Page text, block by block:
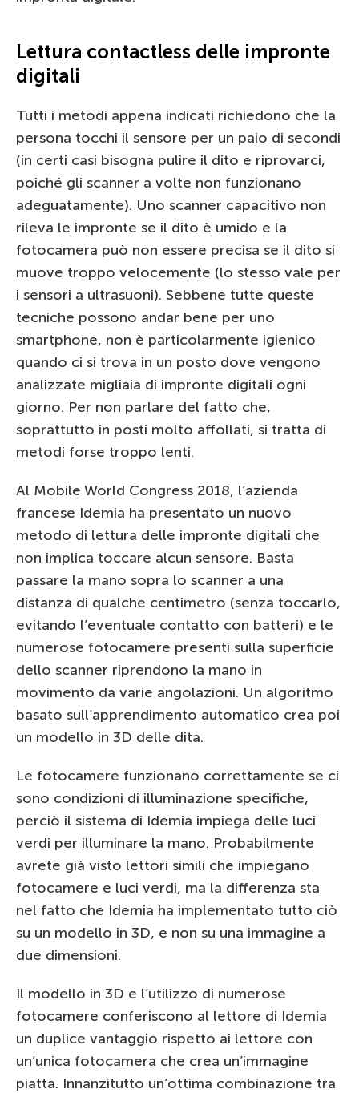
Lettura contactless delle impronte
digitali
Tutti i metodi appena indicati richiedono che la
persona tocchi il sensore per un paio di secondi
(in certi casi bisogna pulire il dito e riprovarci,
poiché gli scanner a volte non funzionano
adeguatamente). Uno scanner capacitivo non
rileva le impronte se il dito è umido e la
fotocamera può non essere precisa se il dito si
muove troppo velocemente (lo stesso vale per
i sensori a ultrasuoni). Sebbene tutte queste
tecniche possono andar bene per uno
smartphone, non è particolarmente igienico
quando ci si trova in un posto dove vengono
analizzate migliaia di impronte digitali ogni
giorno. Per non parlare del fatto che,
soprattutto in posti molto affollati, si tratta di
metodi forse troppo lenti.
Al Mobile World Congress 2018, l’azienda
francese Idemia ha presentato un nuovo
metodo di lettura delle impronte digitali che
non implica toccare alcun sensore. Basta
passare la mano sopra lo scanner a una
distanza di qualche centimetro (senza toccarlo,
evitando l’eventuale contatto con batteri) e le
numerose fotocamere presenti sulla superficie
dello scanner riprendono la mano in
movimento da varie angolazioni. Un algoritmo
basato sull’apprendimento automatico crea poi
un modello in 3D delle dita.
Le fotocamere funzionano correttamente se ci
sono condizioni di illuminazione specifiche,
perciò il sistema di Idemia impiega delle luci
verdi per illuminare la mano. Probabilmente
avrete già visto lettori simili che impiegano
fotocamere e luci verdi, ma la differenza sta
nel fatto che Idemia ha implementato tutto ciò
su un modello in 3D, e non su una immagine a
due dimensioni.
Il modello in 3D e l’utilizzo di numerose
fotocamere conferiscono al lettore di Idemia
un duplice vantaggio rispetto ai lettore con
un’unica fotocamera che crea un’immagine
piatta. Innanzitutto un’ottima combinazione tra